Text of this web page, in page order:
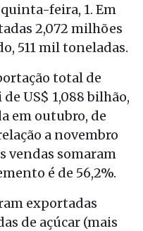
feira, 1. Em
2,072 milhões
511 mil toneladas.
total de
US$ 1,088 bilhão,
em outubro, de
a novembro
vendas somaram
é de 56,2%.
exportadas
de açúcar (mais